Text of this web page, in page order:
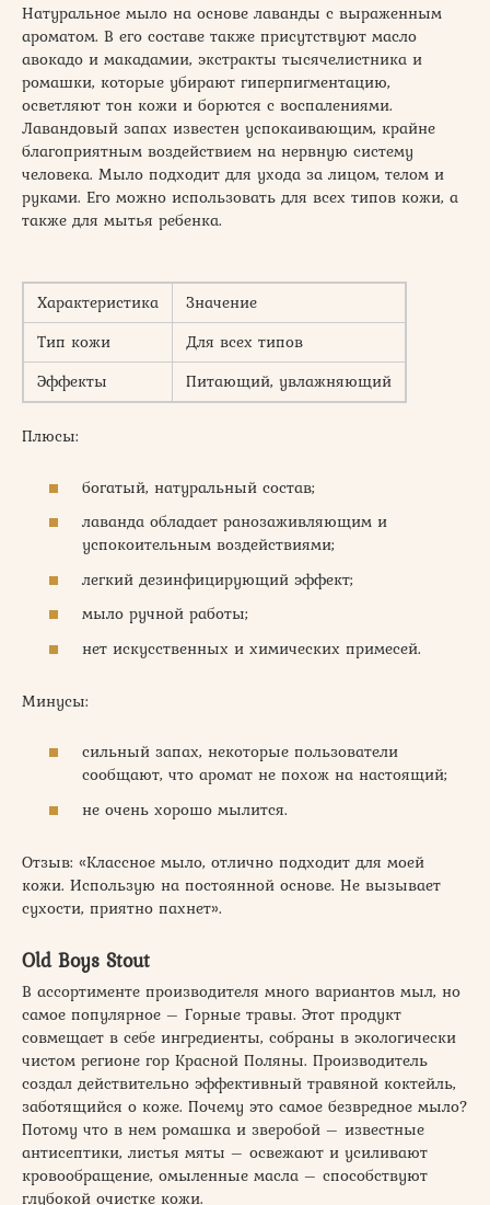
Натуральное мыло на основе лаванды с выраженным
ароматом. В его составе также присутствуют масло
авокадо и макадамии, экстракты тысячелистника и
ромашки, которые убирают гиперпигментацию,
осветляют тон кожи и борются с воспалениями.
Лавандовый запах известен успокаивающим, крайне
благоприятным воздействием на нервную систему
человека. Мыло подходит для ухода за лицом, телом и
руками. Его можно использовать для всех типов кожи, а
также для мытья ребенка.
Характеристика
Значение
Тип кожи
Для всех типов
Эффекты
Питающий, увлажняющий
Плюсы:
богатый, натуральный состав;
лаванда обладает ранозаживляющим и
успокоительным воздействиями;
легкий дезинфицирующий эффект;
мыло ручной работы;
нет искусственных и химических примесей.
Минусы:
сильный запах, некоторые пользователи
сообщают, что аромат не похож на настоящий;
не очень хорошо мылится.
Отзыв: «Классное мыло, отлично подходит для моей
кожи. Использую на постоянной основе. Не вызывает
сухости, приятно пахнет».
Old Boys Stout
В ассортименте производителя много вариантов мыл, но
самое популярное – Горные травы. Этот продукт
совмещает в себе ингредиенты, собраны в экологически
чистом регионе гор Красной Поляны. Производитель
создал действительно эффективный травяной коктейль,
заботящийся о коже. Почему это самое безвредное мыло?
Потому что в нем ромашка и зверобой – известные
антисептики, листья мяты – освежают и усиливают
кровообращение, омыленные масла – способствуют
глубокой очистке кожи.